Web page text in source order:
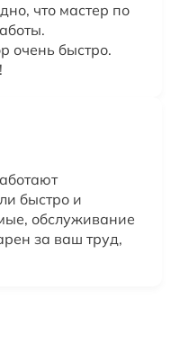
что мастер по
очень быстро.
быстро и
обслуживание
за ваш труд,